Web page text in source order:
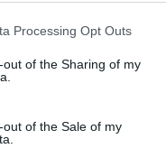
Processing Opt Outs
out of the Sharing of my
out of the Sale of my
υπέρταση θεωρείται ως
κατά τη διάρκεια μιας
αυξημένη στους
διάρκεια της βουτιάς,
η υπερτασική